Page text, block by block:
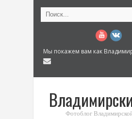
Мы покажем вам как
Фотоблог